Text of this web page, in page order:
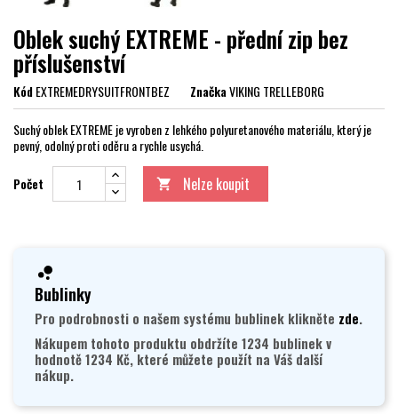
Oblek suchý EXTREME - přední zip bez
příslušenství
KódEXTREMEDRYSUITFRONTBEZ ZnačkaVIKING TRELLEBORG
Suchý oblek EXTREME je vyroben z lehkého polyuretanového materiálu, který je
pevný, odolný proti oděru a rychle usychá.
Počet  Nelze koupit
Bublinky
Pro podrobnosti o našem systému bublinek klikněte zde.
Nákupem tohoto produktu obdržíte 1234 bublinek v
hodnotě 1234 Kč, které můžete použít na Váš další
nákup.